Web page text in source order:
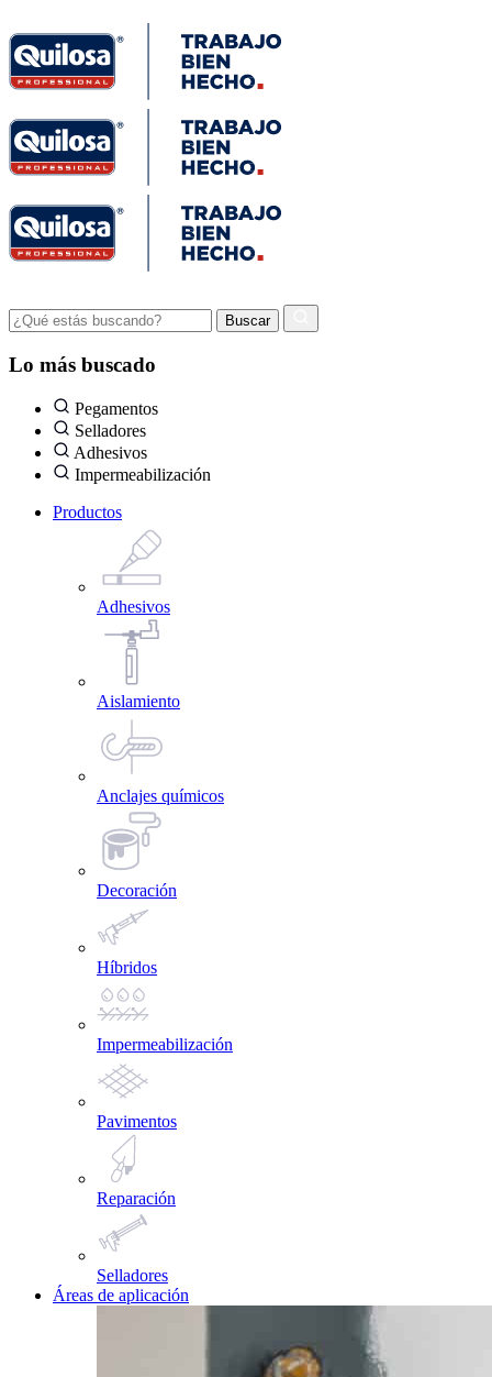
Lo más buscado
Pegamentos
Selladores
Adhesivos
Impermeabilización
Productos
Adhesivos
Aislamiento
Anclajes químicos
Decoración
Híbridos
Impermeabilización
Pavimentos
Reparación
Selladores
Áreas de aplicación